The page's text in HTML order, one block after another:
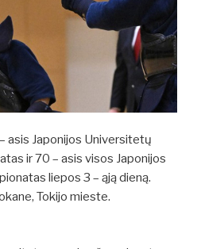
asis Japonijos Universitetų
ir 70 – asis visos Japonijos
liepos 3 – ąją dieną.
Tokijo mieste.